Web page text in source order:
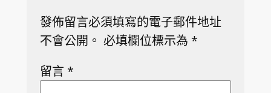
發佈留言必須填寫的電子郵件地址
不會公開。 必填欄位標示為 *
留言 *